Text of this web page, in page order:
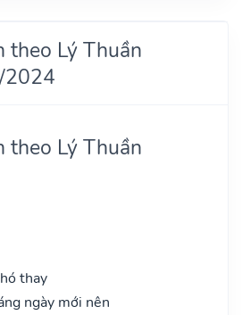
theo Lý Thuần
2024
theo Lý Thuần
thay
ngày mới nên